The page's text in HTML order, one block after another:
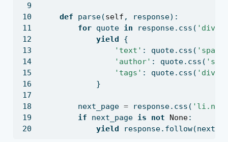
def parse(self , response):
for quote in response.css(
yield {
'text' : quote.css(
'author' : quote.css(
'tags' : quote.css(
            }
        next_page
= response.css(
if next_page is not None:
yield